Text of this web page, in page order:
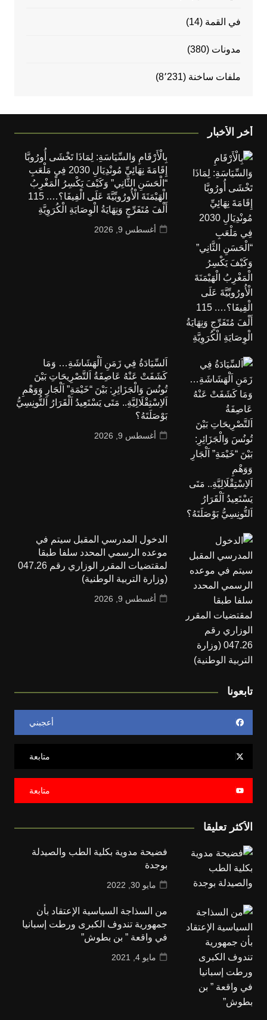
في القمة (14)
مدونات (380)
ملفات ساخنة (8٬231)
أخر الأخبار
بِالْأَرْقَامِ وَالسِّيَاسَةِ: لِمَاذَا تَخْشَى أُورُوبَّا
إِقَامَةَ نِهَائِيِّ مُونْدِيَالِ 2030 فِي مَلْعَبِ
“الْحَسَنِ الثَّانِي” وَكَيْفَ يَكْسِرُ الْمَغْرِبُ
الْهَيْمَنَةَ الْأُورُوبِّيَّةَ عَلَى الْفِيفَا؟…. 115
أَلْفَ مُتَفَرِّجٍ وَنِهَايَةُ الْوِصَايَةِ الْكُرَوِيَّةِ
أغسطس 9, 2026
اَلسِّيَادَةُ فِي زَمَنِ اَلْهَشَاشَةِ… وَمَا
كَشَفَتْ عَنْهُ عَاصِفَةُ اَلتَّصْرِيحَاتِ بَيْنَ
تُونُسَ وَالْجَزَائِرِ: بَيْنَ “خَيْمَةِ” اَلْجَارِ وَوَهْمِ
اَلاِسْتِقْلَالِيَّةِ.. مَتَى يَسْتَعِيدُ اَلْقَرَارُ اَلتُّونِسِيُّ
بَوْصَلَتَهُ؟
أغسطس 9, 2026
الدخول المدرسي المقبل سیتم في
موعده الرسمي المحدد سلفا طبقا
لمقتضیات المقرر الوزاري رقم 047.26
(وزارة التربية الوطنية)
أغسطس 9, 2026
تابعونا
أعجبني
متابعة
متابعة
الأكثر تعليقا
فضيحة مدوية بكلية الطب والصيدلة
بوجدة
مايو 30, 2022
من السذاجة السياسية الإعتقاد بأن
جمهورية تندوف الكبرى ورطت إسبانيا
في واقعة ” بن بطوش”
مايو 4, 2021